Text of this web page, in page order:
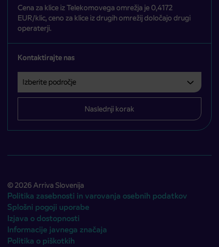
Cena za klice iz Telekomovega omrežja je 0,4172
EUR/klic, ceno za klice iz drugih omrežij določajo drugi
operaterji.
Kontaktirajte nas
Izberite področje
Področje je obvezno izbrati.
Naslednji korak
© 2026 Arriva Slovenija
Politika zasebnosti in varovanja osebnih podatkov
Splošni pogoji uporabe
Izjava o dostopnosti
Informacije javnega značaja
Politika o piškotkih